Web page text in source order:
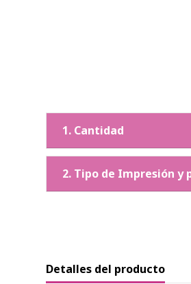
1. Cantidad
2. Tipo de Impresión y
Detalles del producto